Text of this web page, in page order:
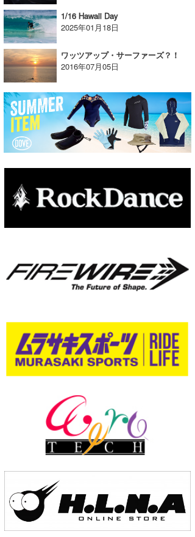
1/16 Hawaii Day
2025年01月18日
ワッツアップ・サーファーズ？！
2016年07月05日
たっちー
ハンマー
まっきー
三輪予報士
小川予報士
上田純子
SancheZ
wanda
banpaku
Mr.K
Romisea